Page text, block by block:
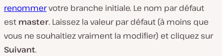
renommervotre branche initiale. Le nom par défaut
est master. Laissez la valeur par défaut (à moins que
vous ne souhaitiez vraiment la modifier) et cliquez sur
Suivant.